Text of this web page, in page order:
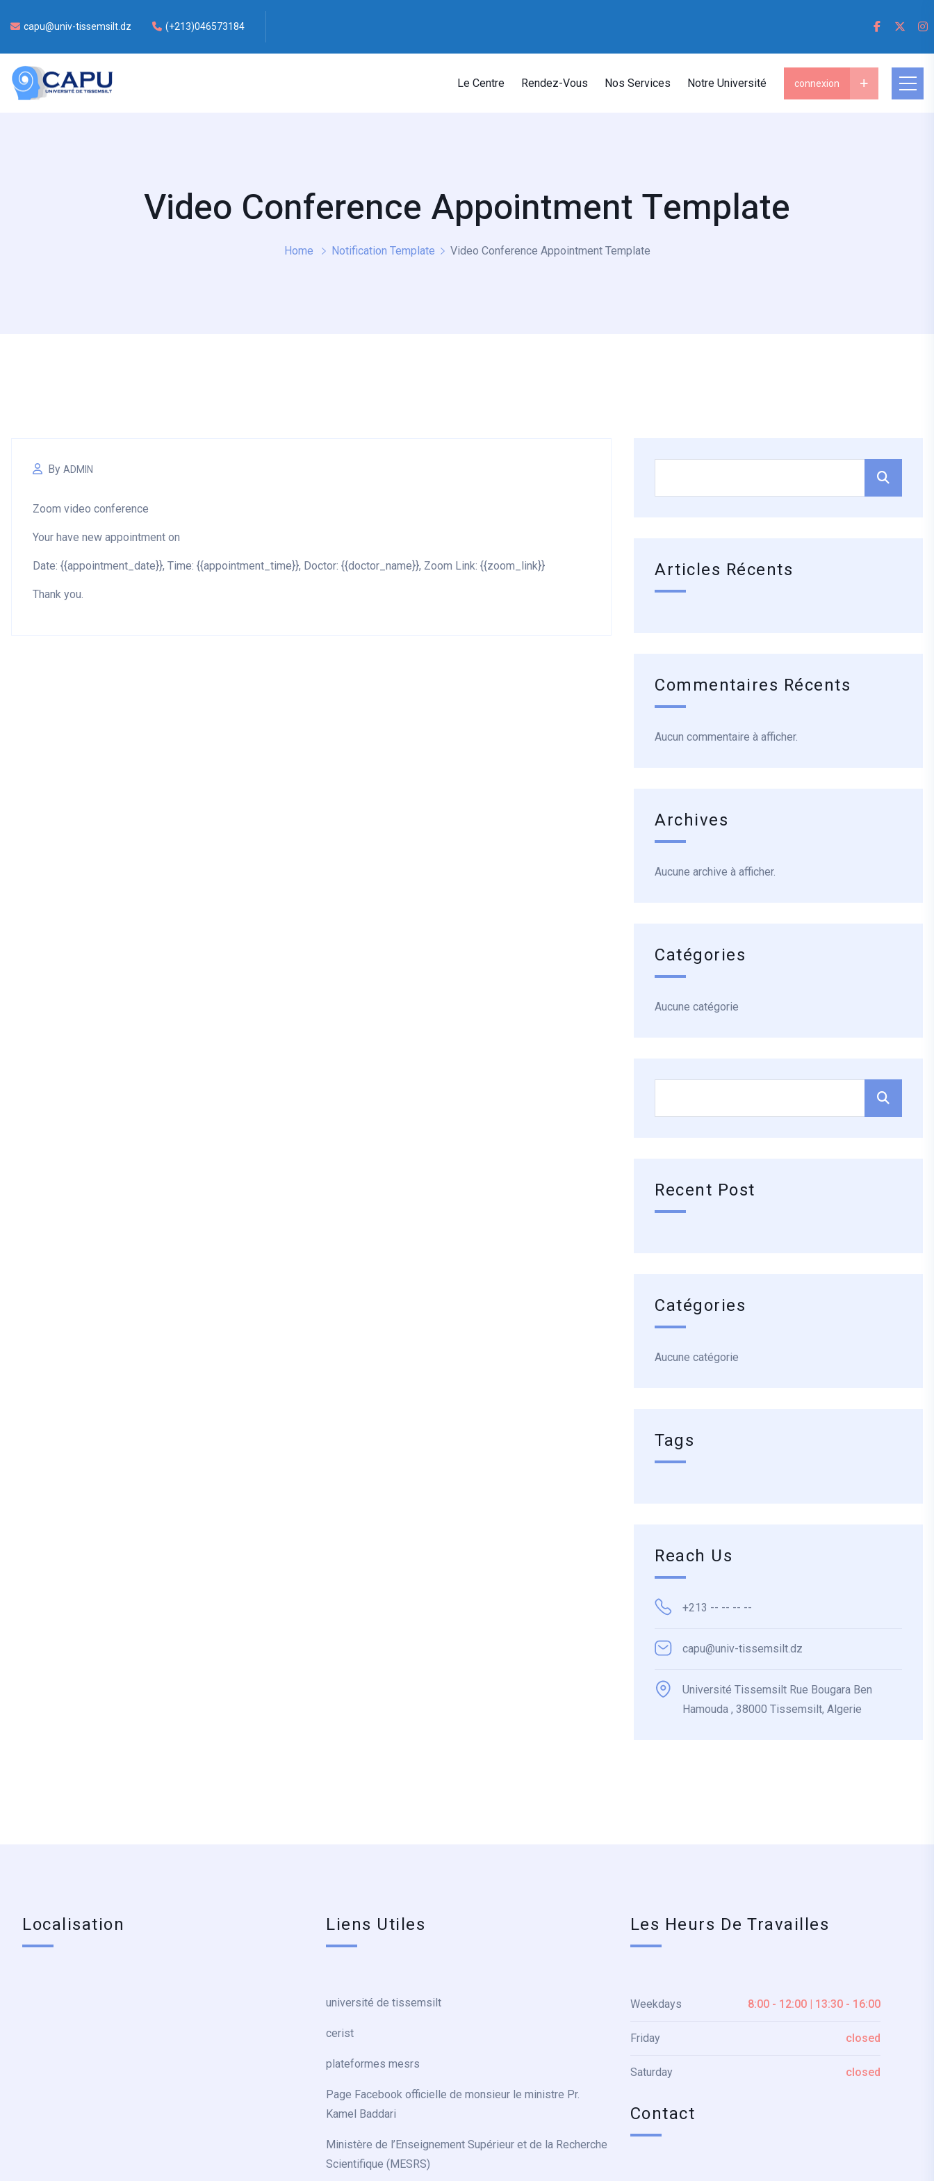
capu@univ-tissemsilt.dz (+213)046573184
Le Centre Rendez-Vous Nos Services Notre Université connexion
Video Conference Appointment Template
Home Notification Template Video Conference Appointment Template
By ADMIN
Zoom video conference
Your have new appointment on
Date: {{appointment_date}}, Time: {{appointment_time}}, Doctor: {{doctor_name}}, Zoom Link: {{zoom_link}}
Thank you.
Articles Récents
Commentaires Récents
Aucun commentaire à afficher.
Archives
Aucune archive à afficher.
Catégories
Aucune catégorie
Recent Post
Catégories
Aucune catégorie
Tags
Reach Us
+213 -- -- -- --
capu@univ-tissemsilt.dz
Université Tissemsilt Rue Bougara Ben
Hamouda , 38000 Tissemsilt, Algerie
Localisation Liens Utiles
université de tissemsilt
cerist
plateformes mesrs
Page Facebook officielle de monsieur le ministre Pr.
Kamel Baddari
Ministère de l’Enseignement Supérieur et de la Recherche
Scientifique (MESRS)
Les Heurs De Travailles
Weekdays 8:00 - 12:00 | 13:30 - 16:00
Friday closed
Saturday closed
Contact